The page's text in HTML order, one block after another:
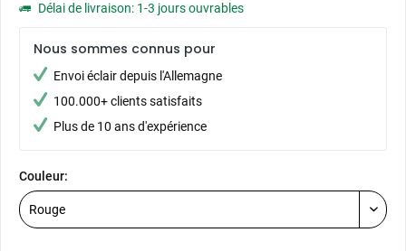
Délai de livraison: 1-3 jours ouvrables
Nous sommes connus pour
Envoi éclair depuis l'Allemagne
100.000+ clients satisfaits
Plus de 10 ans d'expérience
Couleur: